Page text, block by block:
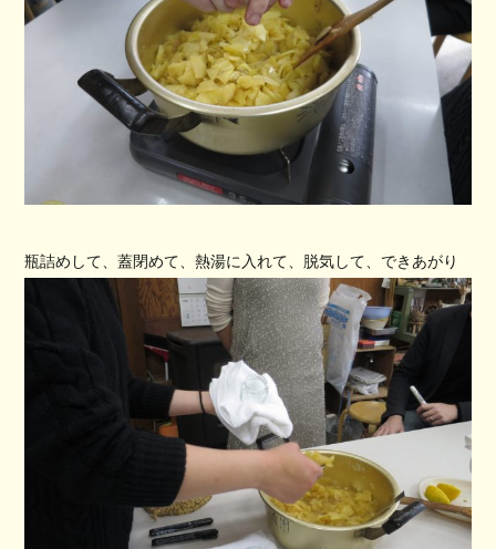
瓶詰めして、蓋閉めて、熱湯に入れて、脱気して、できあがり